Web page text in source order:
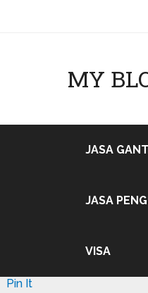
MY
JASA
JASA
VISA
Pin It